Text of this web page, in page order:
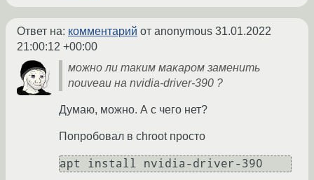
Ответ на: комментарий от anonymous 31.01.2022
21:00:12 +00:00
можно ли таким макаром заменить
nouveau на nvidia-driver-390 ?
Думаю, можно. А с чего нет?
Попробовал в chroot просто
apt install nvidia-driver-390